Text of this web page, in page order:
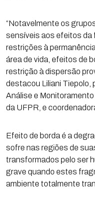
“Notavelmente os
sensíveis aos efeitos da
restrições à
área de vida, efeitos de
restrição à dispersão
destacou Liliani Tiepolo,
Análise e
da UFPR, e
Efeito de borda é a
sofre nas regiões de
transformados pelo ser
grave quando estes
ambiente totalmente